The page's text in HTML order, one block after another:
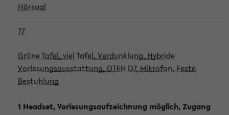
Hörsaal
77
Grüne Tafel, viel Tafel, Verdunklung, Hybride
Vorlesungsausstattung, DTEN D7, Mikrofon, Feste
Bestuhlung
1 Headset, Vorlesungsaufzeichnung möglich, Zugang